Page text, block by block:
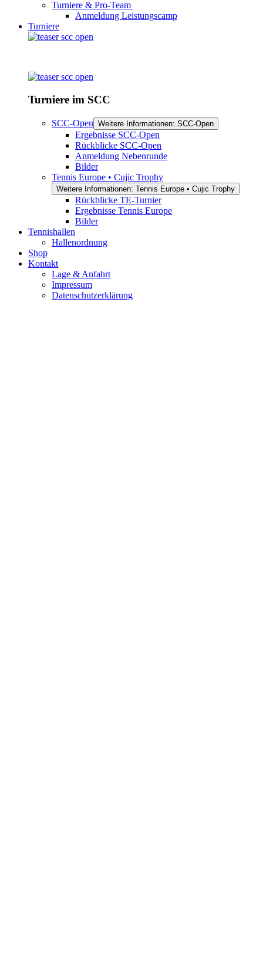
Turniere & Pro-Team
Anmeldung Leistungscamp
Turniere
Turniere im SCC
SCC-Open Weitere Informationen: SCC-Open
Ergebnisse SCC-Open
Rückblicke SCC-Open
Anmeldung Nebenrunde
Bilder
Tennis Europe • Cujic Trophy
Weitere Informationen: Tennis Europe • Cujic Trophy
Rückblicke TE-Turnier
Ergebnisse Tennis Europe
Bilder
Tennishallen
Hallenordnung
Shop
Kontakt
Lage & Anfahrt
Impressum
Datenschutzerklärung